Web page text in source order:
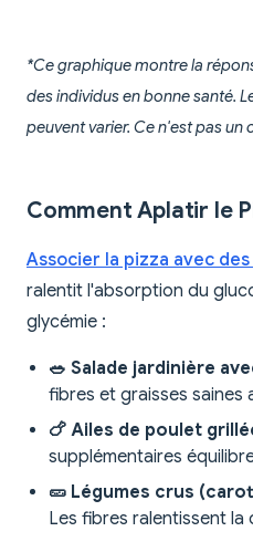
*Ce graphique montre la
des individus en bonne santé.
peuvent varier. Ce n'est pas un
Comment Aplatir le
Associer la pizza avec
ralentit l'absorption du
glycémie :
🥗 Salade jardinière
fibres et graisses saines
🍗 Ailes de poulet
supplémentaires
🥒 Légumes crus
Les fibres ralentissent la